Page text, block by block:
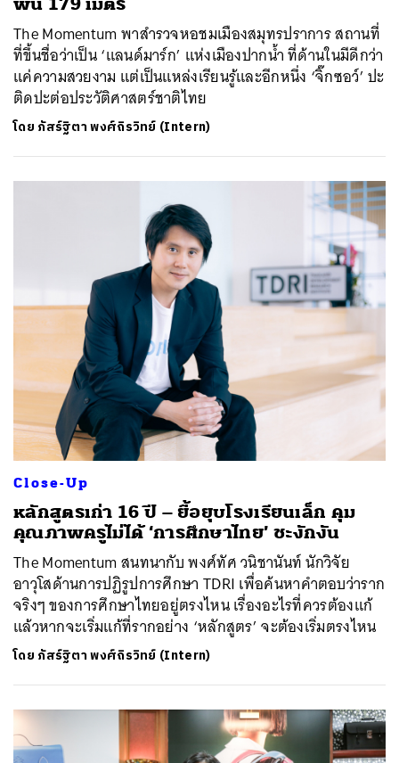
The Momentum พาสำรวจหอชมเมืองสมุทรปราการ สถานที่
ที่ขึ้นชื่อว่าเป็น ‘แลนด์มาร์ก’ แห่งเมืองปากน้ำ ที่ด้านในมีดีกว่า
แค่ความสวยงาม แต่เป็นแหล่งเรียนรู้และอีกหนึ่ง ‘จิ๊กซอว์’ ปะ
ติดปะต่อประวัติศาสตร์ชาติไทย
โดย ภัสร์ฐิตา พงศ์ถิรวิทย์ (Intern)
Close-Up
หลักสูตรเก่า 16 ปี – ยื้อยุบโรงเรียนเล็ก คุม
คุณภาพครูไม่ได้ ‘การศึกษาไทย’ ชะงักงัน
The Momentum สนทนากับ พงศ์ทัศ วนิชานันท์ นักวิจัย
อาวุโสด้านการปฏิรูปการศึกษา TDRI เพื่อค้นหาคำตอบว่าราก
จริงๆ ของการศึกษาไทยอยู่ตรงไหน เรื่องอะไรที่ควรต้องแก้
แล้วหากจะเริ่มแก้ที่รากอย่าง ‘หลักสูตร’ จะต้องเริ่มตรงไหน
โดย ภัสร์ฐิตา พงศ์ถิรวิทย์ (Intern)